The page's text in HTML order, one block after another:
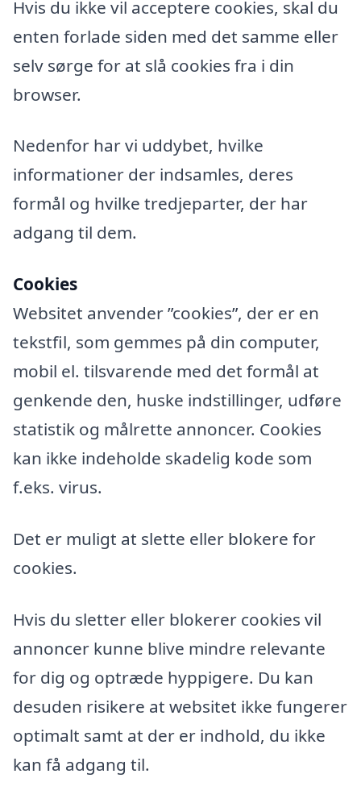
Hvis du ikke vil acceptere cookies, skal du
enten forlade siden med det samme eller
selv sørge for at slå cookies fra i din
browser.
Nedenfor har vi uddybet, hvilke
informationer der indsamles, deres
formål og hvilke tredjeparter, der har
adgang til dem.
Cookies
Websitet anvender ”cookies”, der er en
tekstfil, som gemmes på din computer,
mobil el. tilsvarende med det formål at
genkende den, huske indstillinger, udføre
statistik og målrette annoncer. Cookies
kan ikke indeholde skadelig kode som
f.eks. virus.
Det er muligt at slette eller blokere for
cookies.
Hvis du sletter eller blokerer cookies vil
annoncer kunne blive mindre relevante
for dig og optræde hyppigere. Du kan
desuden risikere at websitet ikke fungerer
optimalt samt at der er indhold, du ikke
kan få adgang til.